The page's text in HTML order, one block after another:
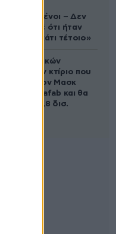
συντετριμμένοι – Δεν
έδειξε ποτέ ότι ήταν
ικανός για κάτι τέτοιο»
Το φαραωνικών
διαστάσεων κτίριο που
χτίζει ο Έλον Μασκ
λέγεται Terafab και θα
κοστίσει 16,8 δισ.